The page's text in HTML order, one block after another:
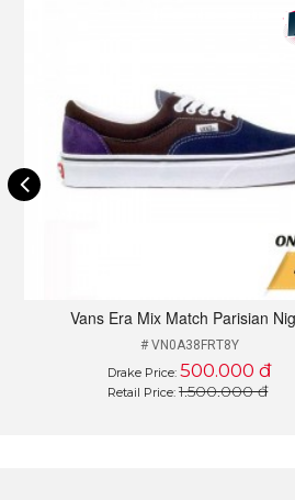
Tiếp thu từ việc đóng góp ý kiến
Vans Era Mix Match Parisian
# VN0A38FRT8Y
Drake Price:500.000 đ
Retail Price:1.500.000 đ